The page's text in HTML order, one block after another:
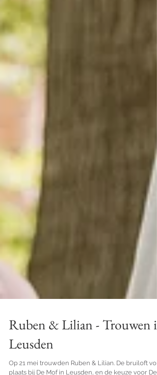
Ruben & Lilian - Trouwen in